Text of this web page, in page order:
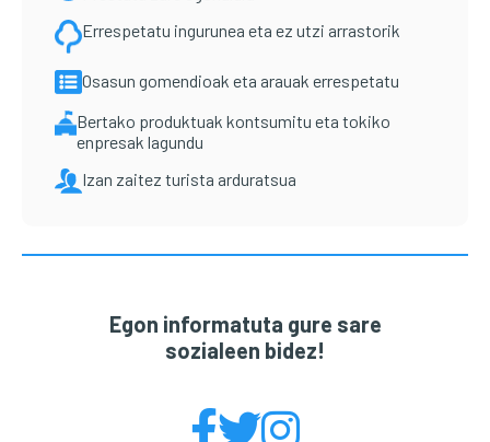
Errespetatu ingurunea eta ez utzi arrastorik
Osasun gomendioak eta arauak errespetatu
Bertako produktuak kontsumitu eta tokiko
enpresak lagundu
Izan zaitez turista arduratsua
Egon informatuta gure sare
sozialeen bidez!